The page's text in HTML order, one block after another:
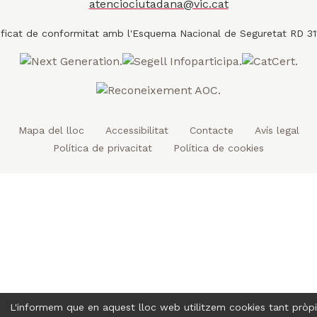
o
k
a
m
atenciociutadana@vic.cat
Mapa del lloc Accessibilitat Contacte
Avís legal
Política de privacitat
Política de cookies
t
L'informem que en aquest lloc web utilitzem cookies tant